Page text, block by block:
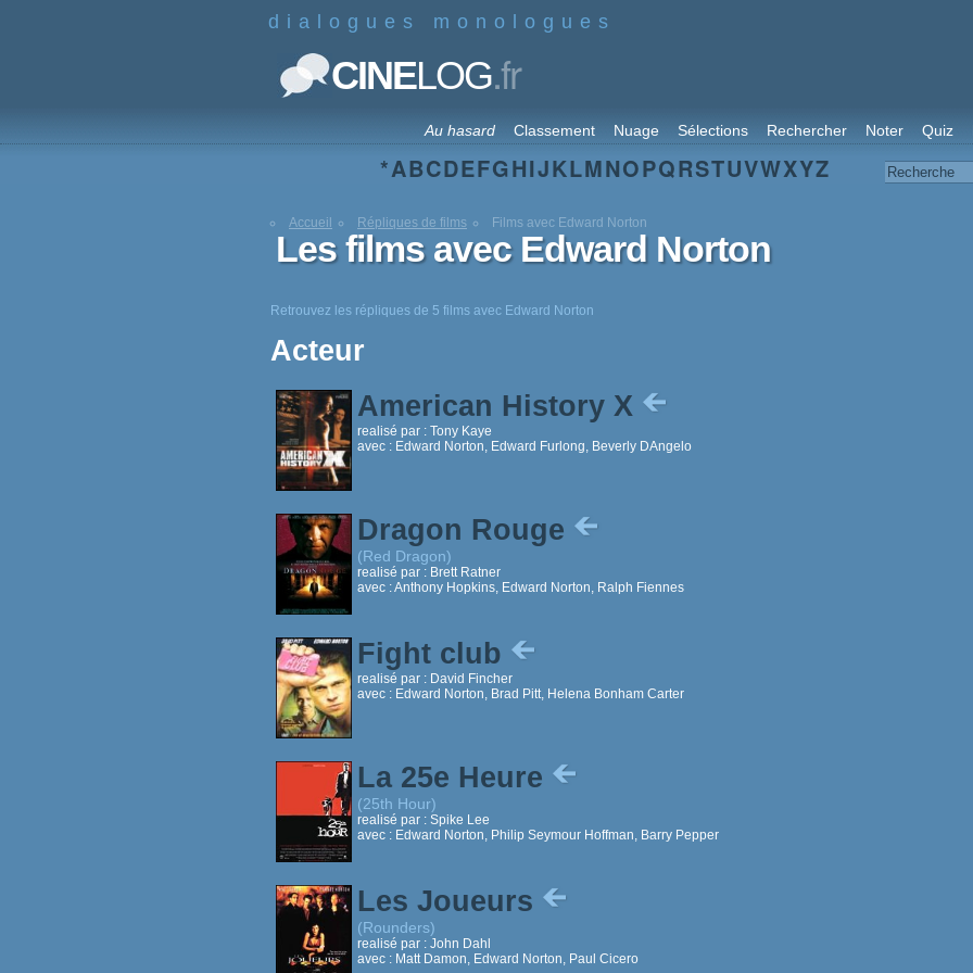
dialogues monologues
CINELOG.fr
Au hasard Classement Nuage Sélections Rechercher Noter Quiz
*ABCDEFGHIJKLMNOPQRSTUVWXYZ
Accueil Répliques de films Films avec Edward Norton
Les films avec Edward Norton
Retrouvez les répliques de 5 films avec Edward Norton
Acteur
American History X
realisé par : Tony Kaye
avec : Edward Norton, Edward Furlong, Beverly DAngelo
Dragon Rouge
(Red Dragon)
realisé par : Brett Ratner
avec :Anthony Hopkins, Edward Norton, Ralph Fiennes
Fight club
realisé par : David Fincher
avec : Edward Norton, Brad Pitt, Helena Bonham Carter
La 25e Heure
(25th Hour)
realisé par : Spike Lee
avec : Edward Norton, Philip Seymour Hoffman, Barry Pepper
Les Joueurs
(Rounders)
realisé par : John Dahl
avec : Matt Damon, Edward Norton, Paul Cicero